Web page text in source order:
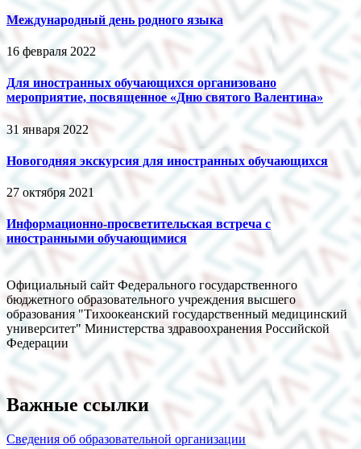
Международный день родного языка
16 февраля 2022
Для иностранных обучающихся организовано
мероприятие, посвященное «Дню святого Валентина»
31 января 2022
Новогодняя экскурсия для иностранных обучающихся
27 октября 2021
Информационно-просветительская встреча с
иностранными обучающимися
Официальный сайт Федерального государственного
бюджетного образовательного учреждения высшего
образования "Тихоокеанский государственный медицинский
университет" Министерства здравоохранения Российской
Федерации
Важные ссылки
Сведения об образовательной организации